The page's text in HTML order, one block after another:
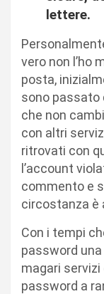
lettere.
vero non l’ho
posta,
sono passato
che non
con altri
ritrovati con
l’account
commento e
circostanza è
Con i tempi
password
magari servizi
password a